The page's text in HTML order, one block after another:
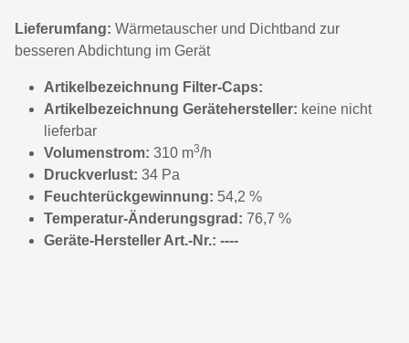
Lieferumfang: Wärmetauscher und Dichtband zur
besseren Abdichtung im Gerät
Artikelbezeichnung Filter-Caps:
Artikelbezeichnung Gerätehersteller: keine nicht
lieferbar
Volumenstrom: 310 m3/h
Druckverlust: 34 Pa
Feuchterückgewinnung: 54,2 %
Temperatur-Änderungsgrad: 76,7 %
Geräte-Hersteller Art.-Nr.: ----